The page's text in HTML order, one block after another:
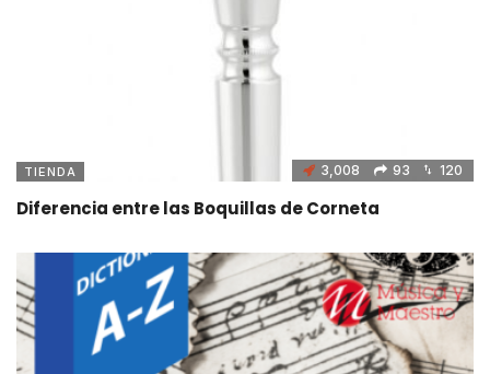
TIENDA 3,008 93 120
Diferencia entre las Boquillas de Corneta